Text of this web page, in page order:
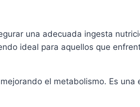
una adecuada ingesta
ideal para aquellos que
el metabolismo. Es una